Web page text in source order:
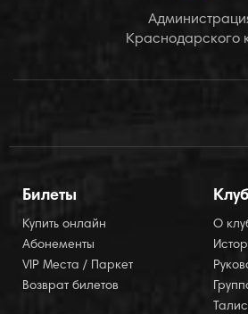
Краснодарского
Билеты
Купить онлайн
Абонементы
VIP Места / Паркет
Возврат билетов
Клуб
О